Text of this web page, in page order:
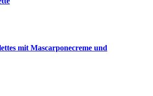
mit Mascarponecreme und